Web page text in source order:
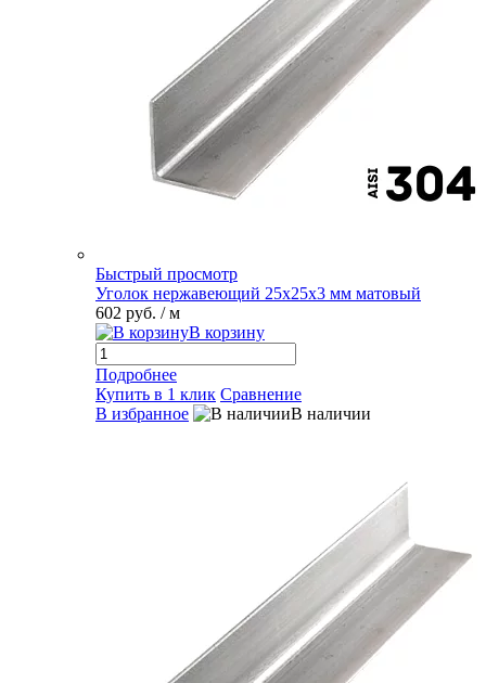
Быстрый просмотр
Уголок нержавеющий 25х25х3 мм матовый
602 руб. / м
В корзину
Подробнее
Купить в 1 клик Сравнение
В избранное
В наличии